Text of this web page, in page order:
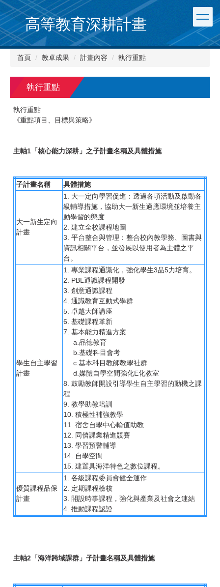
跳
到
主
要
內
高等教育深耕計畫
首頁 教卓成果 計畫內容 執行重點
執行重點
執行重點
《重點項目、目標與策略》
主軸1「核心能力深耕」之子計畫名稱及具體措施
子計畫名稱 具體措施
大一新生定向
計畫
1. 大一定向學習促進：透過各項活動及啟動各
級輔導措施，協助大一新生適應環境並培養主
動學習的態度
2. 建立全校課程地圖
3. 平台整合與管理：整合校內教學務、圖書與
資訊相關平台，並發展以使用者為主體之平
台。
學生自主學習
計畫
1. 專業課程通識化，強化學生3品5力培育。
2. PBL通識課程開發
3. 創意通識課程
4. 通識教育互動式學群
5. 卓越大師講座
6. 基礎課程革新
7. 基本能力精進方案
a.品德教育
b.基礎科目會考
c.基本科目教師教學社群
d.媒體自學空間強化E化教室
8. 鼓勵教師開設引導學生自主學習的動機之課
程
9. 教學助教培訓
10. 積極性補強教學
11. 宿舍自學中心輪值助教
12. 同儕課業精進競賽
13. 學習預警輔導
14. 自學空間
15. 建置具海洋特色之數位課程。
優質課程品保
計畫
1. 各級課程委員會健全運作
2. 定期課程檢核
3. 開設時事課程，強化與產業及社會之連結
4. 推動課程認證
主軸2「海洋跨域課群」子計畫名稱及具體措施